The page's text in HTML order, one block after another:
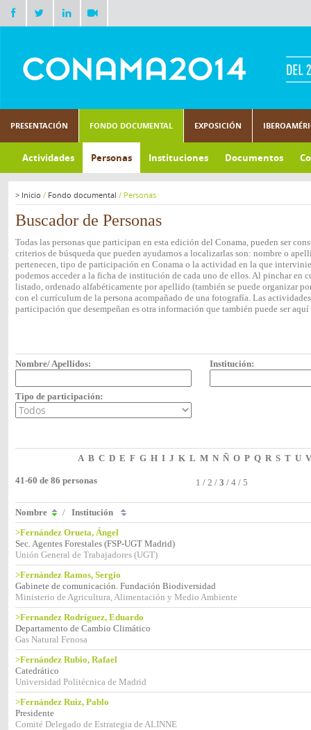
PRESENTACIÓN FONDO DOCUMENTAL EXPOSICIÓN
Actividades Personas Instituciones Documentos
> Inicio / Fondo documental / Personas
Buscador de Personas
Todas las personas que participan en esta edición del Conama, pueden ser
criterios de búsqueda que pueden ayudarnos a localizarlas son: nombre o
pertenecen, tipo de participación en Conama o la actividad en la que
podemos acceder a la ficha de institución de cada uno de ellos. Al pinchar en
listado, ordenado alfabéticamente por apellido (también se puede organizar
con el currículum de la persona acompañado de una fotografía. Las
participación que desempeñan es otra información que también puede ser
Nombre/ Apellidos: Institución:
Tipo de participación:
A B C D E F G H I J K L M N Ñ O P Q R S T U V
41-60 de 86 personas 1 / 2 / 3 / 4 / 5
Nombre / Institución
>Fernández Orueta, Ángel
Sec. Agentes Forestales (FSP-UGT Madrid)
Unión General de Trabajadores (UGT)
>Fernández Ramos, Sergio
Gabinete de comunicación. Fundación Biodiversidad
Ministerio de Agricultura, Alimentación y Medio Ambiente
>Fernandez Rodríguez, Eduardo
Departamento de Cambio Climático
Gas Natural Fenosa
>Fernández Rubio, Rafael
Catedrático
Universidad Politécnica de Madrid
>Fernández Ruiz, Pablo
Presidente
Comité Delegado de Estrategia de ALINNE